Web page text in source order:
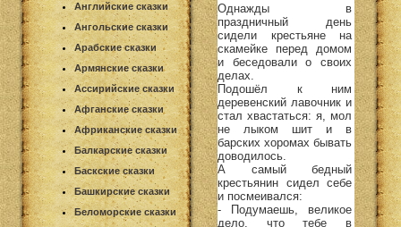
Английские сказки
Ангольские сказки
Арабские сказки
Армянские сказки
Ассирийские сказки
Афганские сказки
Африканские сказки
Балкарские сказки
Баскские сказки
Башкирские сказки
Беломорские сказки
Однажды в
праздничный день
сидели крестьяне на
скамейке перед домом
и беседовали о своих
делах.
Подошёл к ним
деревенский лавочник и
стал хвастаться: я, мол
не лыком шит и в
барских хоромах бывать
доводилось.
А самый бедный
крестьянин сидел себе
и посмеивался:
- Подумаешь, великое
дело, что тебе в